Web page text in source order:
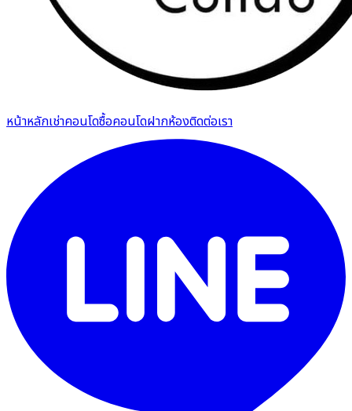
หน้าหลักเช่าคอนโดซื้อคอนโดฝากห้องติดต่อเรา